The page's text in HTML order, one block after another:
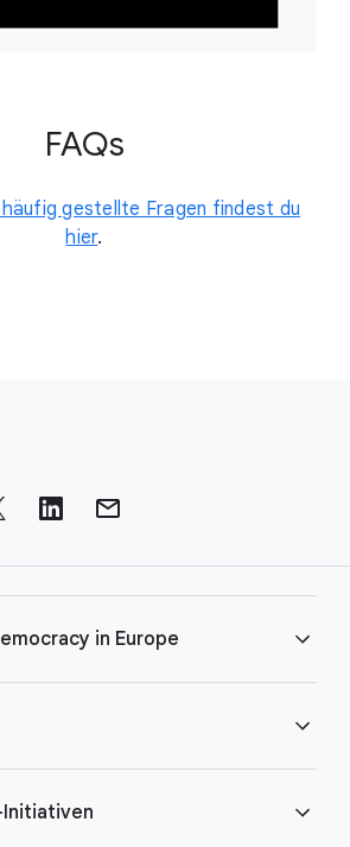
FAQs
gestellte Fragen findest du
hier.
in Europe